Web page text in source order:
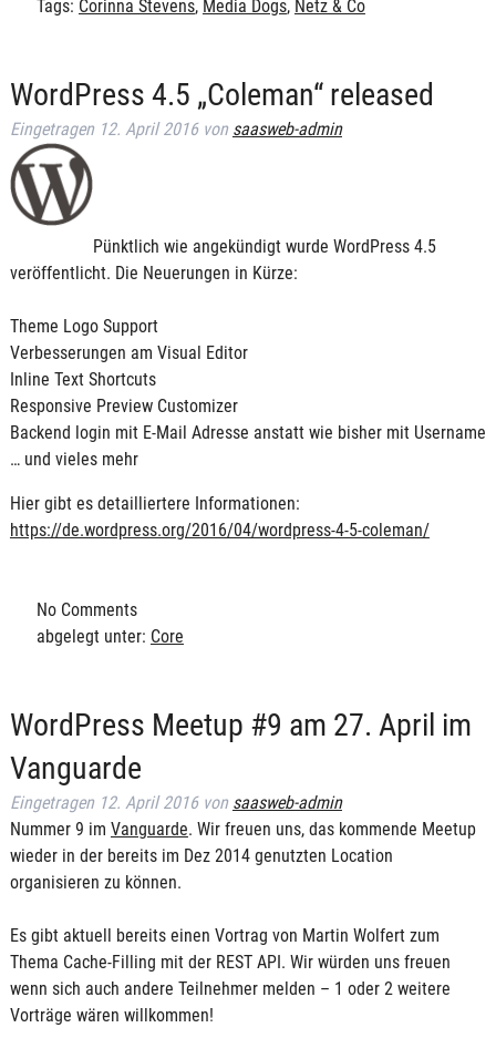
Tags: Corinna Stevens, Media Dogs, Netz & Co
WordPress 4.5 „Coleman“ released
Eingetragen 12. April 2016 von saasweb-admin
Pünktlich wie angekündigt wurde WordPress 4.5
veröffentlicht. Die Neuerungen in Kürze:
Theme Logo Support
Verbesserungen am Visual Editor
Inline Text Shortcuts
Responsive Preview Customizer
Backend login mit E-Mail Adresse anstatt wie bisher mit Username
… und vieles mehr
Hier gibt es detailliertere Informationen:
https://de.wordpress.org/2016/04/wordpress-4-5-coleman/
NoComments
abgelegt unter: Core
WordPress Meetup #9 am 27. April im
Vanguarde
Eingetragen 12. April 2016 von saasweb-admin
Nummer 9 im Vanguarde. Wir freuen uns, das kommende Meetup
wieder in der bereits im Dez 2014 genutzten Location
organisieren zu können.
Es gibt aktuell bereits einen Vortrag von Martin Wolfert zum
Thema Cache-Filling mit der REST API. Wir würden uns freuen
wenn sich auch andere Teilnehmer melden – 1 oder 2 weitere
Vorträge wären willkommen!